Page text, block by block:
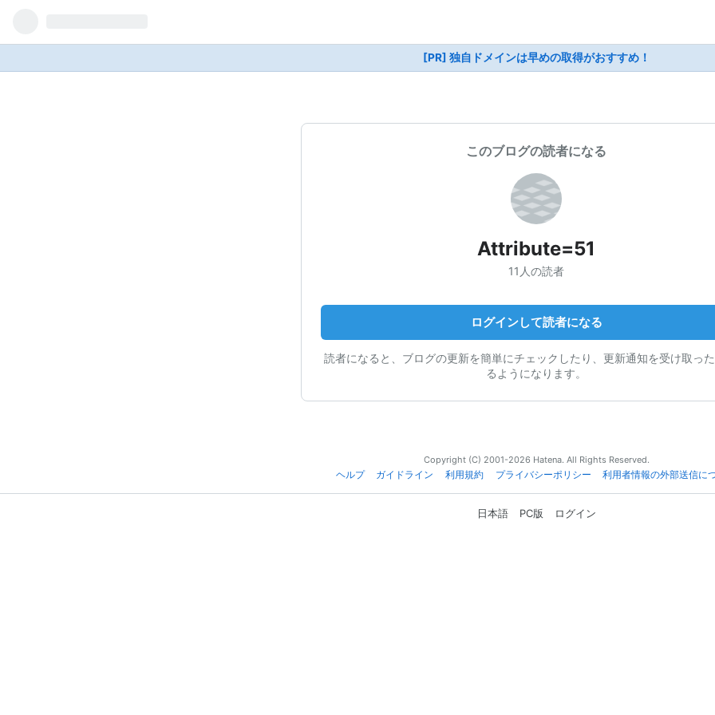
[PR] 独自ドメインは早めの取得がおすすめ！
このブログの読者になる
Attribute=51
11人の読者
ログインして読者になる
読者になると、ブログの更新を簡単にチェックしたり、更新通知を受け取っ
るようになります。
Copyright (C) 2001-2026 Hatena. All Rights Reserved.
ヘルプ
ガイドライン 利用規約 プライバシーポリシー 利用者情報の外部送信に
日本語 PC版 ログイン